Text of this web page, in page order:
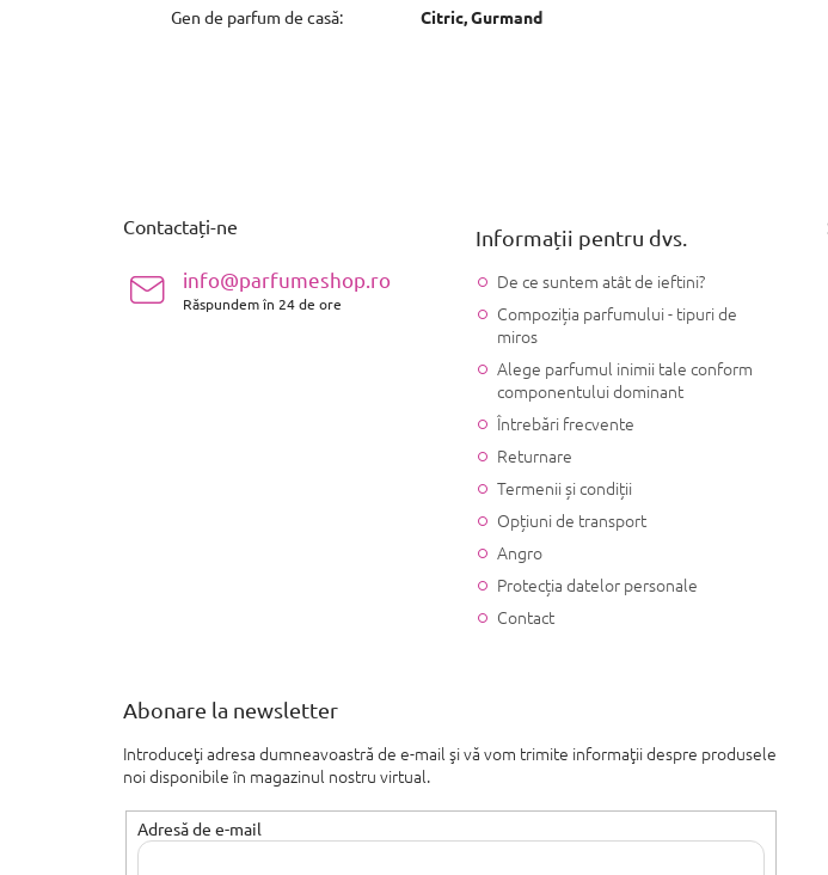
Gen de parfum de casă: Citric, Gurmand
Contactați-ne
info@parfumeshop.ro
Răspundem în 24 de ore
Informații pentru dvs.
De ce suntem atât de ieftini?
Compoziția parfumului - tipuri de
miros
Alege parfumul inimii tale conform
componentului dominant
Întrebări frecvente
Returnare
Termenii și condiții
Opțiuni de transport
Angro
Protecția datelor personale
Contact
Abonare la newsletter
Introduceţi adresa dumneavoastră de e-mail şi vă vom trimite informaţii despre produsele
noi disponibile în magazinul nostru virtual.
Adresă de e-mail